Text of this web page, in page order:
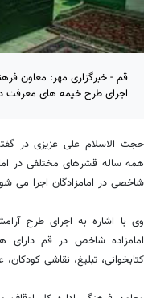
قم - خبرگزاری مهر: معاون
اجرای طرح خیمه های معرفت در 9 امامزاده قم خبر
حجت الاسلام علی عزیزی در
همه ساله قشرهای مختلفی در
شاخصی در امامزادگان اجرا می
وی با اشاره به اجرای طرح
امامزاده شاخص در قم دارای
کتابخوانی، تبلیغ، نقاشی